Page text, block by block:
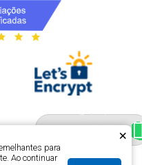
×
para
Ao continuar
Fale com um especialista
enxoval